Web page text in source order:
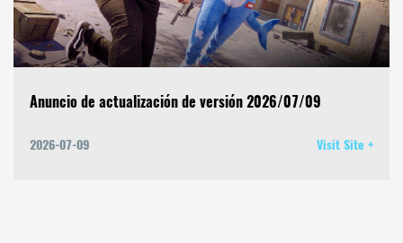
Anuncio de actualización de versión 2026/07/09
2026-07-09 Visit Site +